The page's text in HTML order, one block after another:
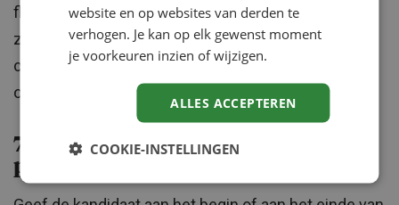
flipover die nog volgeschreven is of nog erger: een
zweetlucht. Zorg dat je vooraf altijd de kamer
controleert en opruimt en eventueel een raam
openzet.
7. Informeer de kandidaat over het
proces
website en op websites van derden te
verhogen. Je kan op elk gewenst moment
je voorkeuren inzien of wijzigen.
ALLES ACCEPTEREN
COOKIE-INSTELLINGEN